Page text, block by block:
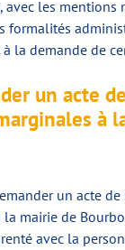
avec les mentions
formalités
la demande de
un acte
à
un acte de
mairie de
avec la